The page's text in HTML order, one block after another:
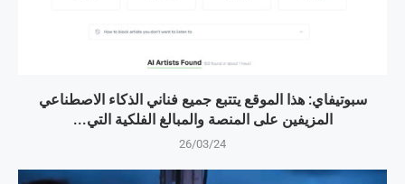
سبوتيفاي: هذا الموقع يتتبع جميع فناني الذكاء الاصطناعي
المزيفين على المنصة والمبالغ الفلكية التي...
26/03/24